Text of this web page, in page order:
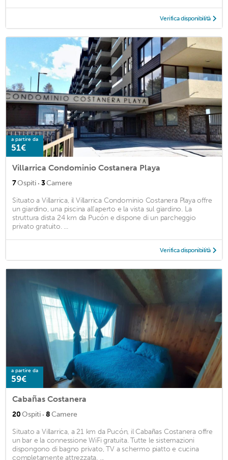
Verifica disponibilità
a partire da
51€
Villarrica Condominio Costanera Playa
7Ospiti · 3Camere
Situato a Villarrica, il Villarrica Condominio Costanera Playa offre
un giardino, una piscina all'aperto e la vista sul giardino. La
struttura dista 24 km da Pucón e dispone di un parcheggio
privato gratuito. ...
Verifica disponibilità
a partire da
59€
Cabañas Costanera
20Ospiti · 8Camere
Situato a Villarrica, a 21 km da Pucón, il Cabañas Costanera offre
un bar e la connessione WiFi gratuita. Tutte le sistemazioni
dispongono di bagno privato, TV a schermo piatto e cucina
completamente attrezzata. ...